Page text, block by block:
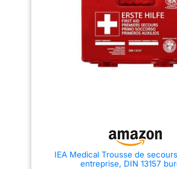
compartiments et il y a encore
pour ajouter plus d'articles si
nécessaire. Soyez votre propre
médecin - Cette trousse de
survie contient des produits qui
peuvent faire toute la
boîte à gants du véhicule ou
dans l'armoire multimédia pour
un accès rapide. Haute qualité -
Vous avez besoin d'un
IEA Medical Trousse de
entreprise, DIN 13157